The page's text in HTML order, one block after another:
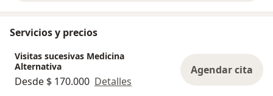
Servicios y precios
Visitas sucesivas Medicina
Alternativa
Desde $ 170.000 Detalles
Agendar cita